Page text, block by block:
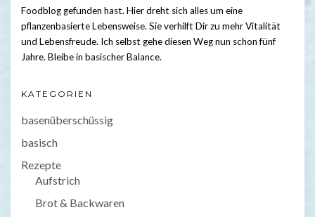
Foodblog gefunden hast. Hier dreht sich alles um eine
pflanzenbasierte Lebensweise. Sie verhilft Dir zu mehr Vitalität
und Lebensfreude. Ich selbst gehe diesen Weg nun schon fünf
Jahre. Bleibe in basischer Balance.
KATEGORIEN
basenüberschüssig
basisch
Rezepte
Aufstrich
Brot & Backwaren